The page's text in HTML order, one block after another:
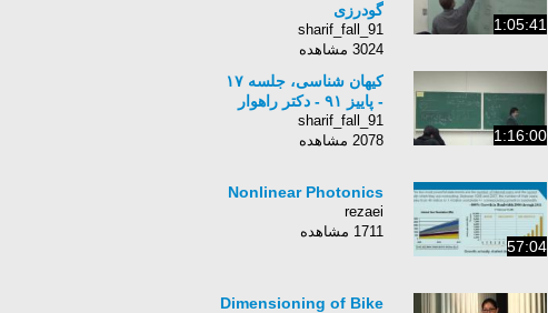
1:05:41
گودرزی
sharif_fall_91
3024 مشاهده
1:16:00
کیهان شناسی، جلسه ۱۷
- پاییز ۹۱ - دکتر راهوار
sharif_fall_91
2078 مشاهده
57:04
Nonlinear Photonics
rezaei
1711 مشاهده
Dimensioning of Bike